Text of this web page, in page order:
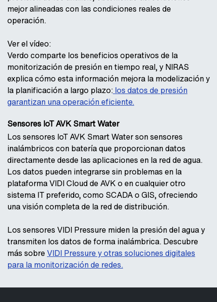
mejor alineadas con las condiciones reales de
operación.
Ver el vídeo:
Verdo comparte los beneficios operativos de la
monitorización de presión en tiempo real, y NIRAS
explica cómo esta información mejora la modelización y
la planificación a largo plazo: los datos de presión
garantizan una operación eficiente.
Sensores IoT AVK Smart Water
Los sensores IoT AVK Smart Water son sensores
inalámbricos con batería que proporcionan datos
directamente desde las aplicaciones en la red de agua.
Los datos pueden integrarse sin problemas en la
plataforma VIDI Cloud de AVK o en cualquier otro
sistema IT preferido, como SCADA o GIS, ofreciendo
una visión completa de la red de distribución.
Los sensores VIDI Pressure miden la presión del agua y
transmiten los datos de forma inalámbrica. Descubre
más sobreVIDI Pressure y otras soluciones digitales
para la monitorización de redes.